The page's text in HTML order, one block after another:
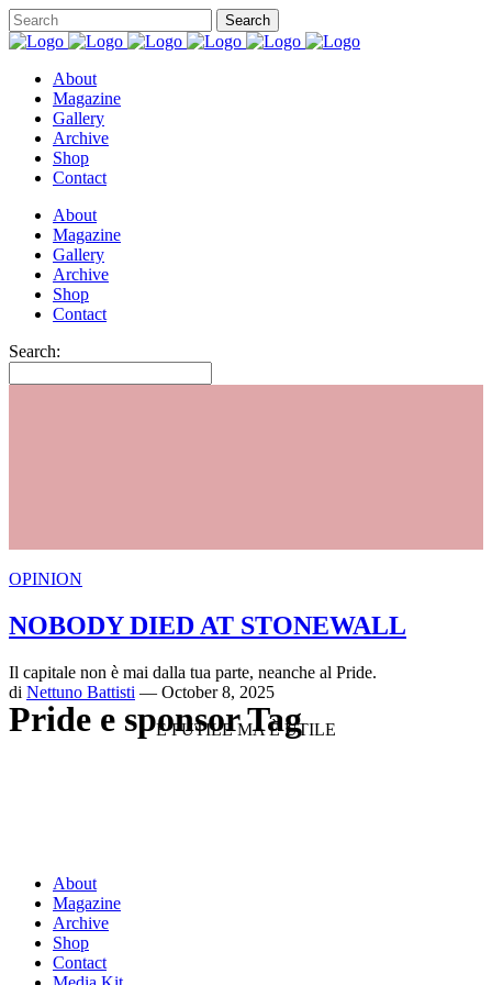
About
Magazine
Gallery
Archive
Shop
Contact
About
Magazine
Gallery
Archive
Shop
Contact
Search:
Pride e sponsor Tag
OPINION
NOBODY DIED AT STONEWALL
Il capitale non è mai dalla tua parte, neanche al Pride.
di Nettuno Battisti — October 8, 2025
È FUTILE MA È UTILE
About
Magazine
Archive
Shop
Contact